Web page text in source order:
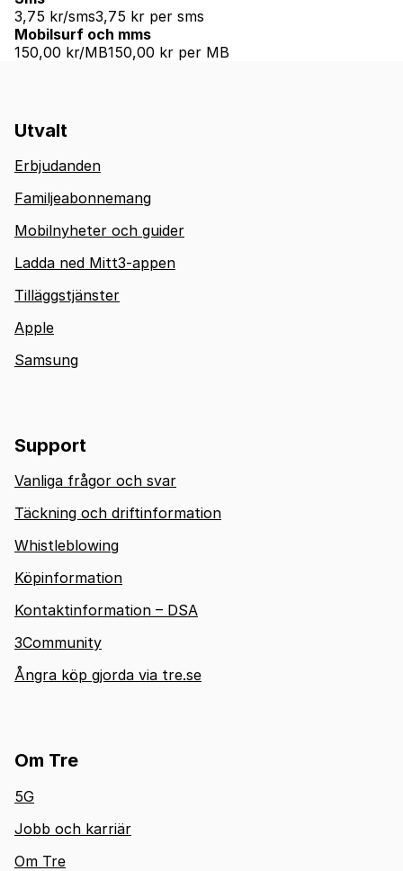
3,75 kr/sms3,75 kr per sms
Mobilsurf och mms
150,00 kr/MB150,00 kr per MB
Utvalt
Erbjudanden
Familjeabonnemang
Mobilnyheter och guider
Ladda ned Mitt3-appen
Tilläggstjänster
Apple
Samsung
Support
Vanliga frågor och svar
Täckning och driftinformation
Whistleblowing
Köpinformation
Kontaktinformation – DSA
3Community
Ångra köp gjorda via tre.se
Om Tre
5G
Jobb och karriär
Om Tre